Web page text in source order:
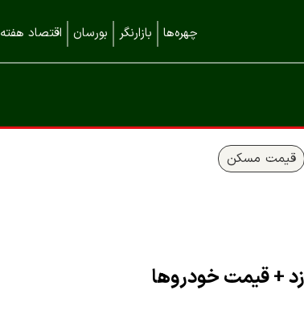
چهره‌ها بازارنگر بورسان اقتصاد هفته
قیمت مسکن